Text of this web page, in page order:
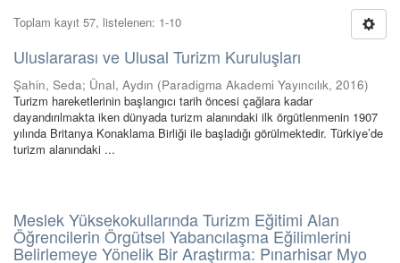
Toplam kayıt 57, listelenen: 1-10
Uluslararası ve Ulusal Turizm Kuruluşları
Şahin, Seda; Ünal, Aydın (Paradigma Akademi Yayıncılık, 2016)
Turizm hareketlerinin başlangıcı tarih öncesi çağlara kadar
dayandırılmakta iken dünyada turizm alanındaki ilk örgütlenmenin 1907
yılında Britanya Konaklama Birliği ile başladığı görülmektedir. Türkiye’de
turizm alanındaki ...
Meslek Yüksekokullarında Turizm Eğitimi Alan
Öğrencilerin Örgütsel Yabancılaşma Eğilimlerini
Belirlemeye Yönelik Bir Araştırma: Pınarhisar Myo